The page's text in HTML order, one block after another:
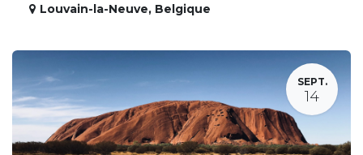
Louvain-la-Neuve, Belgique
SEPT.
14